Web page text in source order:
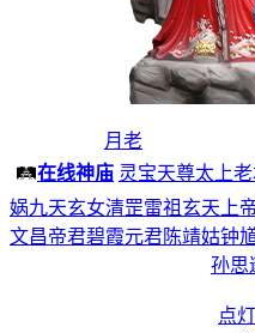
月老
🛤️在线神庙 灵宝天尊太上
娲九天玄女清罡雷祖 玄天上
文昌帝君碧霞元君陈靖姑钟
孙思
点